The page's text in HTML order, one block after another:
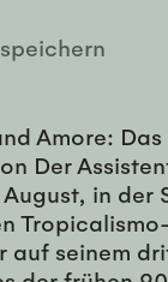
Amore:
Der
in
auf seinem